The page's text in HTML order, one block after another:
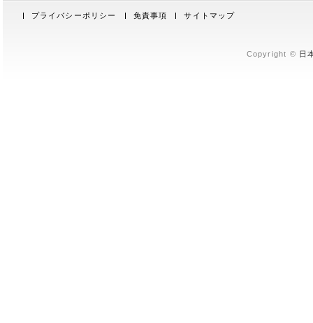
プライバシーポリシー 免責事項 サイトマップ
Copyright © 日